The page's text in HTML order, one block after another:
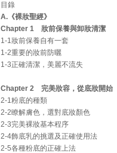
目錄
A.《裸妝聖經》
Chapter 1 妝前保養與卸妝清潔
1-1妝前保養自有一套
1-2重要的妝前防曬
1-3正確清潔，美麗不流失
Chapter 2 完美妝容，從底妝開始
2-1粉底的種類
2-2瞭解膚色，選對底妝顏色
2-3完美裸妝基本程序
2-4飾底乳的挑選及正確使用法
2-5各種粉底的正確上法